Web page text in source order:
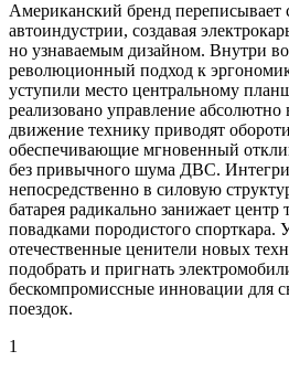
Американский бренд переписывает
автоиндустрии, создавая
но узнаваемым дизайном. Внутри
революционный подход к
уступили место центральному
реализовано управление
движение технику приводят
обеспечивающие мгновенный
без привычного шума ДВС.
непосредственно в силовую
батарея радикально занижает
повадками породистого спорткара.
отечественные ценители новых
подобрать и пригнать
бескомпромиссные инновации для
поездок.
1